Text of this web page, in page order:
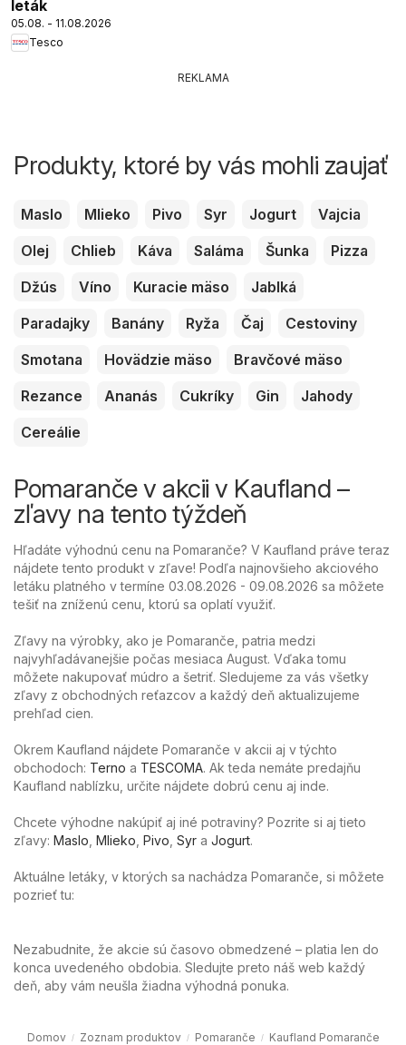
leták
05.08. - 11.08.2026
Tesco
REKLAMA
Produkty, ktoré by vás mohli zaujať
Maslo Mlieko Pivo Syr Jogurt
Vajcia
Olej
Chlieb Káva Saláma Šunka
Pizza
Džús
Víno Kuracie mäso
Jablká
Paradajky
Banány Ryža Čaj
Cestoviny
Smotana
Hovädzie mäso
Bravčové mäso
Rezance
Ananás Cukríky Gin
Jahody
Cereálie
Pomaranče v akcii v Kaufland –
zľavy na tento týždeň
Hľadáte výhodnú cenu na Pomaranče? V Kaufland práve teraz
nájdete tento produkt v zľave! Podľa najnovšieho akciového
letáku platného v termíne 03.08.2026 - 09.08.2026 sa môžete
tešiť na zníženú cenu, ktorú sa oplatí využiť.
Zľavy na výrobky, ako je Pomaranče, patria medzi
najvyhľadávanejšie počas mesiaca August. Vďaka tomu
môžete nakupovať múdro a šetriť. Sledujeme za vás všetky
zľavy z obchodných reťazcov a každý deň aktualizujeme
prehľad cien.
Okrem Kaufland nájdete Pomaranče v akcii aj v týchto
obchodoch: Terno a TESCOMA. Ak teda nemáte predajňu
Kaufland nablízku, určite nájdete dobrú cenu aj inde.
Chcete výhodne nakúpiť aj iné potraviny? Pozrite si aj tieto
zľavy: Maslo Mlieko Pivo Syr a Jogurt.
Aktuálne letáky, v ktorých sa nachádza Pomaranče, si môžete
pozrieť tu:
Nezabudnite, že akcie sú časovo obmedzené – platia len do
konca uvedeného obdobia. Sledujte preto náš web každý
deň, aby vám neušla žiadna výhodná ponuka.
Domov Zoznam produktov Pomaranče Kaufland Pomaranče